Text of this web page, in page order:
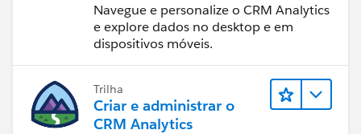
Navegue e personalize o CRM Analytics
e explore dados no desktop e em
dispositivos móveis.
Trilha
Criar e administrar o
CRM Analytics